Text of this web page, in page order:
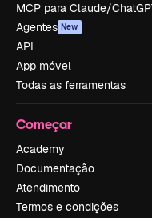
MCP para Claude/
Agentes New
API
App móvel
Todas as ferramentas
Começar
Academy
Documentação
Atendimento
Termos e condições